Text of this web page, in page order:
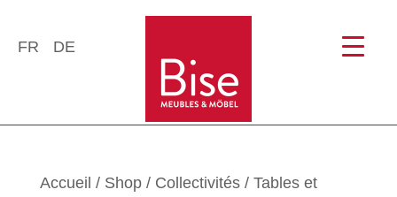
FR DE
Accueil / Shop/ Collectivités/ Tables et